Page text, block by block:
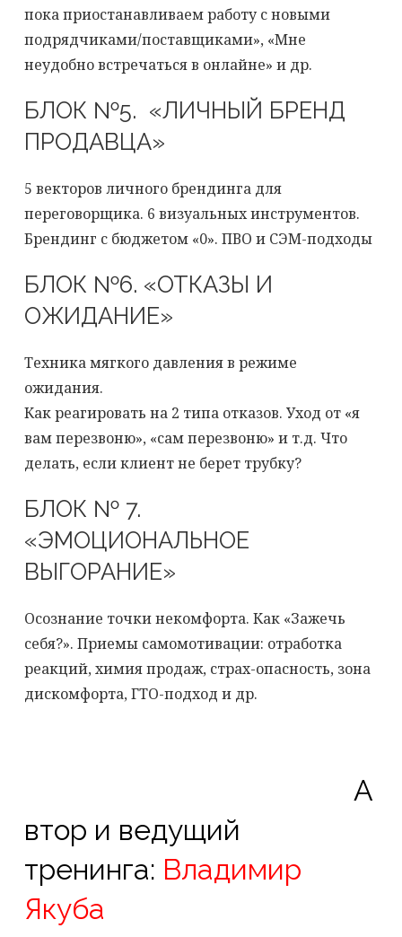
пока приостанавливаем работу с новыми
подрядчиками/поставщиками», «Мне
неудобно встречаться в онлайне» и др.
БЛОК №5. «ЛИЧНЫЙ БРЕНД
ПРОДАВЦА»
5 векторов личного брендинга для
переговорщика. 6 визуальных инструментов.
Брендинг с бюджетом «0». ПВО и СЭМ-подходы
БЛОК №6. «ОТКАЗЫ И
ОЖИДАНИЕ»
Техника мягкого давления в режиме
ожидания.
Как реагировать на 2 типа отказов. Уход от «я
вам перезвоню», «сам перезвоню» и т.д. Что
делать, если клиент не берет трубку?
БЛОК № 7.
«ЭМОЦИОНАЛЬНОЕ
ВЫГОРАНИЕ»
Осознание точки некомфорта. Как «Зажечь
себя?». Приемы самомотивации: отработка
реакций, химия продаж, страх-опасность, зона
дискомфорта, ГТО-подход и др.
А
втор и ведущий
тренинга: Владимир
Якуба